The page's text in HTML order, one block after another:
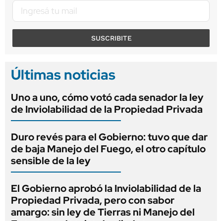
SUSCRIBITE
Últimas noticias
Uno a uno, cómo votó cada senador la ley
de Inviolabilidad de la Propiedad Privada
Duro revés para el Gobierno: tuvo que dar
de baja Manejo del Fuego, el otro capítulo
sensible de la ley
El Gobierno aprobó la Inviolabilidad de la
Propiedad Privada, pero con sabor
amargo: sin ley de Tierras ni Manejo del